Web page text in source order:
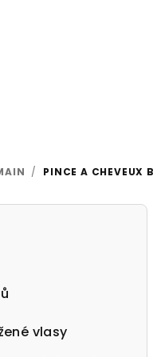
/ PINCE A CHEVEUX
vlasy